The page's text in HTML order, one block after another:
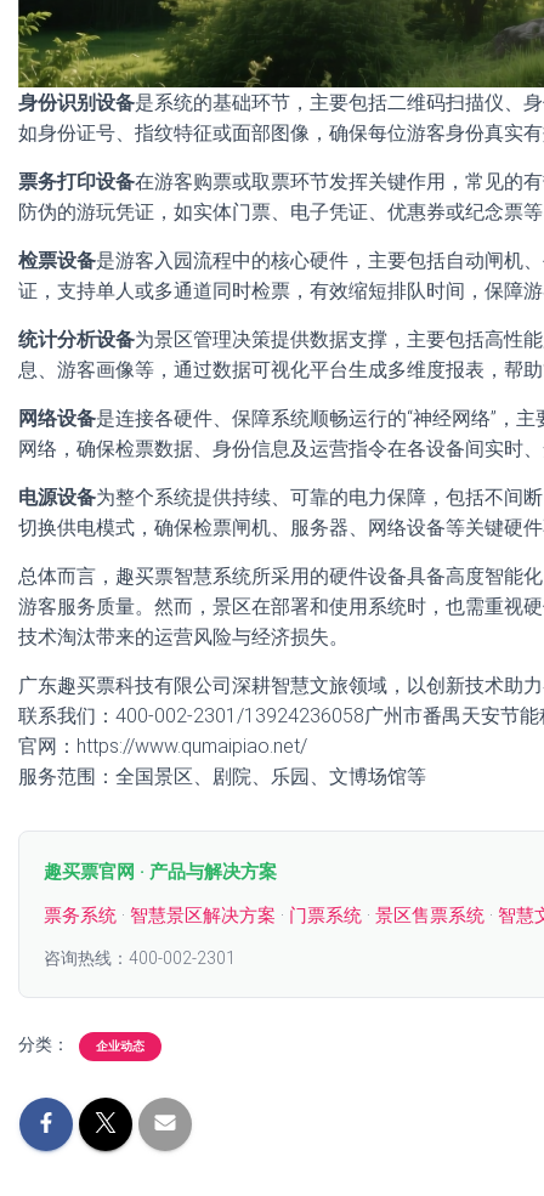
身份识别设备是系统的基础环节，主要包括二维码扫描仪、
如身份证号、指纹特征或面部图像，确保每位游客身份真实
票务打印设备在游客购票或取票环节发挥关键作用，常见的
防伪的游玩凭证，如实体门票、电子凭证、优惠券或纪念票
检票设备是游客入园流程中的核心硬件，主要包括自动闸机
证，支持单人或多通道同时检票，有效缩短排队时间，保障
统计分析设备为景区管理决策提供数据支撑，主要包括高性
息、游客画像等，通过数据可视化平台生成多维度报表，帮
网络设备是连接各硬件、保障系统顺畅运行的“神经网络”，
网络，确保检票数据、身份信息及运营指令在各设备间实时
电源设备为整个系统提供持续、可靠的电力保障，包括不间
切换供电模式，确保检票闸机、服务器、网络设备等关键硬
总体而言，趣买票智慧系统所采用的硬件设备具备高度智能
游客服务质量。然而，景区在部署和使用系统时，也需重视
技术淘汰带来的运营风险与经济损失。
广东趣买票科技有限公司深耕智慧文旅领域，以创新技术助
联系我们：400-002-2301/13924236058广州市番禺天安节
官网：https://www.qumaipiao.net/
服务范围：全国景区、剧院、乐园、文博场馆等
趣买票官网 · 产品与解决方案
票务系统 · 智慧景区解决方案 · 门票系统 · 景区售票系统 · 智慧
咨询热线：400-002-2301
分类： 企业动态